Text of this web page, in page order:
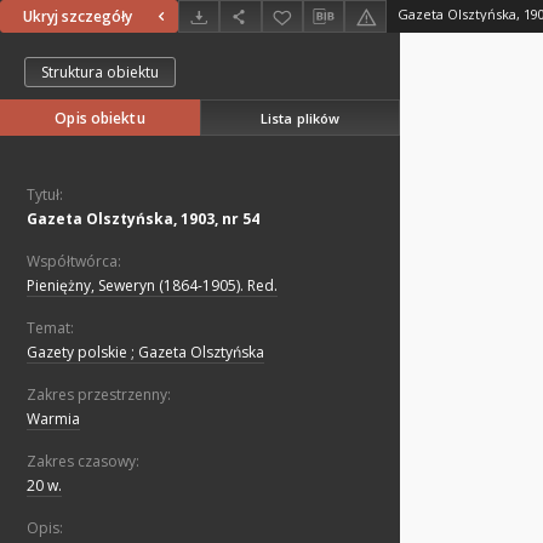
Ukryj szczegóły Gazeta Olsztyńska,
Struktura obiektu
Opis obiektu Lista plików
Tytuł:
Gazeta Olsztyńska, 1903, nr 54
Współtwórca:
Pieniężny, Seweryn (1864-1905). Red.
Temat:
Gazety polskie ; Gazeta Olsztyńska
Zakres przestrzenny:
Warmia
Zakres czasowy:
20 w.
Opis: